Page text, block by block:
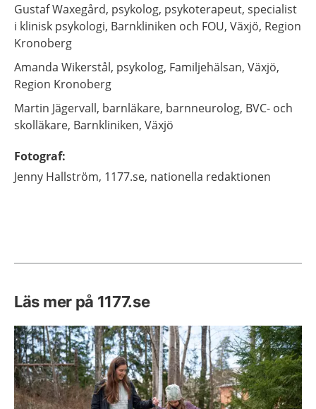
GustafWaxegård, psykolog, psykoterapeut, specialist
i klinisk psykologi, Barnkliniken och FOU, Växjö, Region
Kronoberg
Amanda Wikerstål, psykolog, Familjehälsan, Växjö,
Region Kronoberg
Martin Jägervall, barnläkare, barnneurolog, BVC- och
skolläkare, Barnkliniken, Växjö
Fotograf:
Jenny Hallström, 1177.se, nationella redaktionen
Läs mer på 1177.se